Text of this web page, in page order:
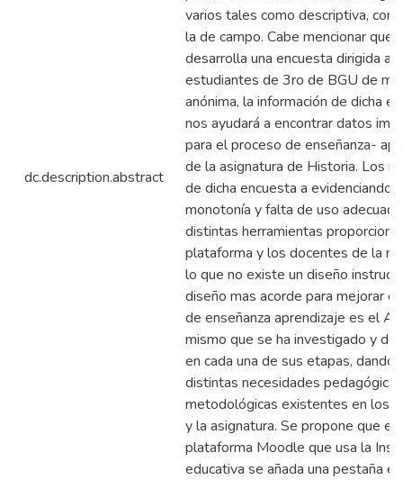
dc.description.abstract
varios tales como descriptiva,
la de campo. Cabe mencionar que
desarrolla una encuesta dirigida a
estudiantes de 3ro de BGU de
anónima, la información de dicha
nos ayudará a encontrar datos
para el proceso de enseñanza-
de la asignatura de Historia. Los
de dicha encuesta a evidenciando
monotonía y falta de uso
distintas herramientas
plataforma y los docentes de la
lo que no existe un diseño
diseño mas acorde para mejorar
de enseñanza aprendizaje es el
mismo que se ha investigado y
en cada una de sus etapas, dando
distintas necesidades
metodológicas existentes en los
y la asignatura. Se propone que en
plataforma Moodle que usa la
educativa se añada una pestaña